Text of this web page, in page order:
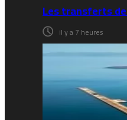
Les transferts
il y a 7 heures